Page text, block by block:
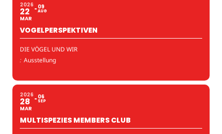
2026
22
MAR
09
AUG
VOGELPERSPEKTIVEN
DIE VÖGEL UND WIR
: Ausstellung
2026
28
MAR
06
SEP
MULTISPEZIES MEMBERS CLUB